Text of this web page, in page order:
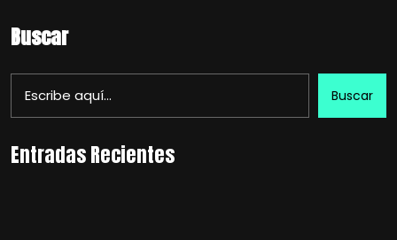
Buscar
Buscar
Entradas Recientes